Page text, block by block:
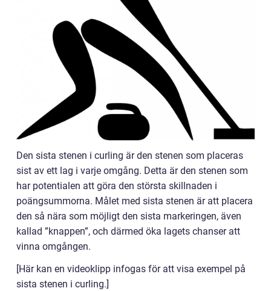
Den sista stenen i curling är den stenen som placeras
sist av ett lag i varje omgång. Detta är den stenen som
har potentialen att göra den största skillnaden i
poängsummorna. Målet med sista stenen är att placera
den så nära som möjligt den sista markeringen, även
kallad ”knappen”, och därmed öka lagets chanser att
vinna omgången.
[Här kan en videoklipp infogas för att visa exempel på
sista stenen i curling.]